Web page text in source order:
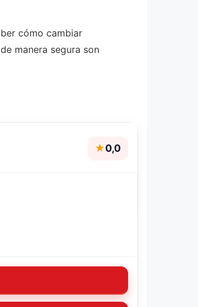
cómo cambiar
manera segura son
★0,0